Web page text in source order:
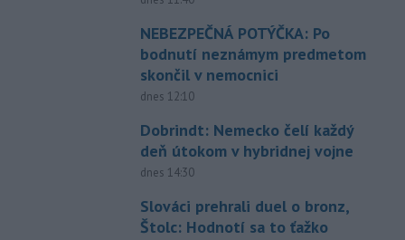
NEBEZPEČNÁ POTÝČKA: Po
bodnutí neznámym predmetom
skončil v nemocnici
dnes 12:10
Dobrindt: Nemecko čelí každý
deň útokom v hybridnej vojne
dnes 14:30
Slováci prehrali duel o bronz,
Štolc: Hodnotí sa to ťažko